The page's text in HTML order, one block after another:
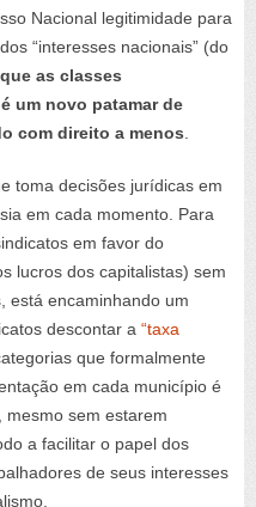
Nacional legitimidade para
“interesses nacionais” (do
as classes
um novo patamar de
com direito a menos.
toma decisões jurídicas em
em cada momento. Para
em favor do
lucros dos capitalistas) sem
está encaminhando um
descontar a “taxa
que formalmente
em cada município é
sem estarem
a facilitar o papel dos
de seus interesses